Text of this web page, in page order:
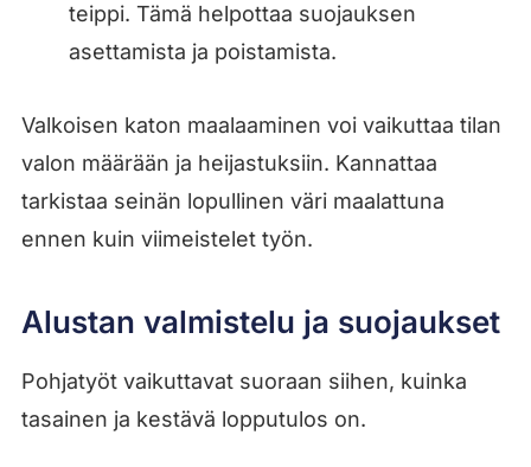
teippi. Tämä helpottaa suojauksen
asettamista ja poistamista.
Valkoisen katon maalaaminen voi vaikuttaa tilan
valon määrään ja heijastuksiin. Kannattaa
tarkistaa seinän lopullinen väri maalattuna
ennen kuin viimeistelet työn.
Alustan valmistelu ja suojaukset
Pohjatyöt vaikuttavat suoraan siihen, kuinka
tasainen ja kestävä lopputulos on.